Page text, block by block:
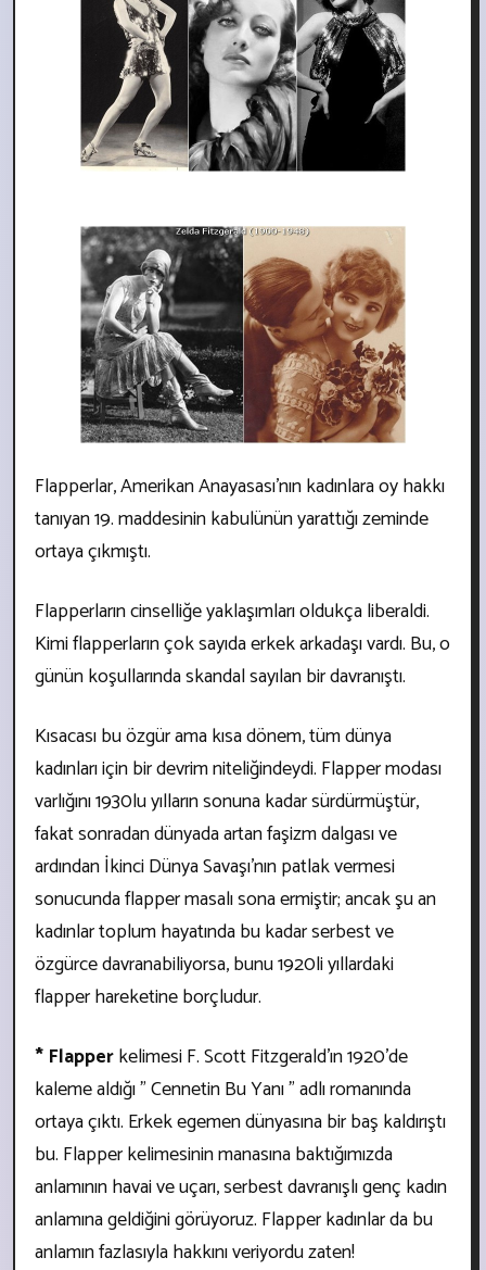
Flapperlar, Amerikan Anayasası’nın kadınlara oy hakkı
tanıyan 19. maddesinin kabulünün yarattığı zeminde
ortaya çıkmıştı.
Flapperların cinselliğe yaklaşımları oldukça liberaldi.
Kimi flapperların çok sayıda erkek arkadaşı vardı. Bu, o
günün koşullarında skandal sayılan bir davranıştı.
Kısacası bu özgür ama kısa dönem, tüm dünya
kadınları için bir devrim niteliğindeydi. Flapper modası
varlığını 1930lu yılların sonuna kadar sürdürmüştür,
fakat sonradan dünyada artan faşizm dalgası ve
ardından İkinci Dünya Savaşı’nın patlak vermesi
sonucunda flapper masalı sona ermiştir; ancak şu an
kadınlar toplum hayatında bu kadar serbest ve
özgürce davranabiliyorsa, bunu 1920li yıllardaki
flapper hareketine borçludur.
* Flapperkelimesi F. Scott Fitzgerald’ın 1920’de
kaleme aldığı ” Cennetin Bu Yanı ” adlı romanında
ortaya çıktı. Erkek egemen dünyasına bir baş kaldırıştı
bu. Flapper kelimesinin manasına baktığımızda
anlamının havai ve uçarı, serbest davranışlı genç kadın
anlamına geldiğini görüyoruz. Flapper kadınlar da bu
anlamın fazlasıyla hakkını veriyordu zaten!